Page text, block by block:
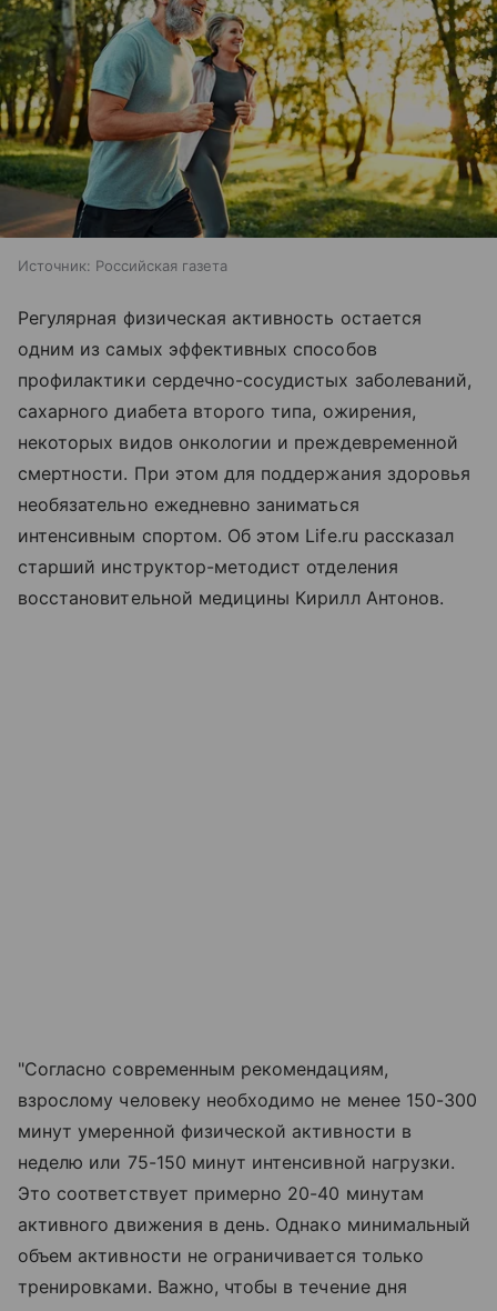
Источник: Российская газета
Регулярная физическая активность остается
одним из самых эффективных способов
профилактики сердечно-сосудистых заболеваний,
сахарного диабета второго типа, ожирения,
некоторых видов онкологии и преждевременной
смертности. При этом для поддержания здоровья
необязательно ежедневно заниматься
интенсивным спортом. Об этом Life.ru рассказал
старший инструктор-методист отделения
восстановительной медицины Кирилл Антонов.
"Согласно современным рекомендациям,
взрослому человеку необходимо не менее 150-300
минут умеренной физической активности в
неделю или 75-150 минут интенсивной нагрузки.
Это соответствует примерно 20-40 минутам
активного движения в день. Однако минимальный
объем активности не ограничивается только
тренировками. Важно, чтобы в течение дня